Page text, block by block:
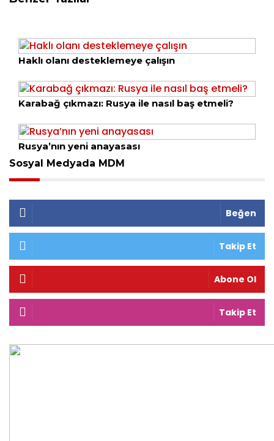
Haklı olanı desteklemeye çalışın
Karabağ çıkmazı: Rusya ile nasıl baş etmeli?
Rusya’nın yeni anayasası
Sosyal Medyada MDM
Beğen
Takip Et
Abone Ol
Takip Et